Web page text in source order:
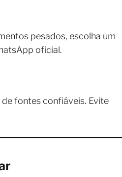
pesados, escolha um
oficial.
fontes confiáveis. Evite